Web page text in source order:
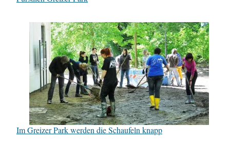
Im Greizer Park werden die Schaufeln knapp